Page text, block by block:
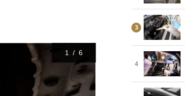
1 / 6
3
4